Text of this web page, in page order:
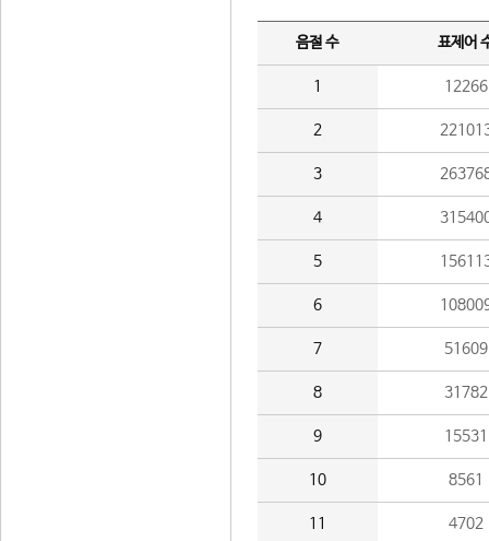
음절 수 표제어
1 12266
2
3
4
5
6
7 51609
8 31782
9 15531
10 8561
11 4702